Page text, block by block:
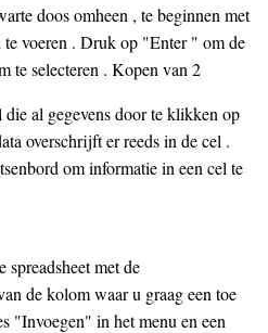
doos omheen , te beginnen met
voeren . Druk op "Enter " om de
te selecteren . Kopen van 2
al gegevens door te klikken op
overschrijft er reeds in de cel .
om informatie in een cel te
met de
de kolom waar u graag een toe
"Invoegen" in het menu en een